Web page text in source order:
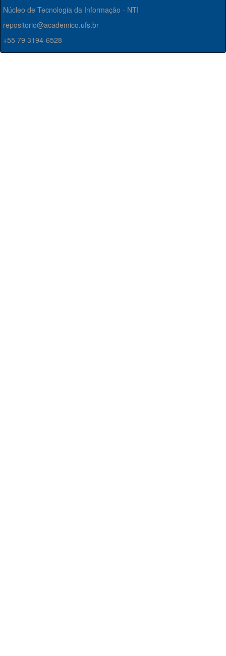
Núcleo de Tecnologia da Informação - NTI
repositorio@academico.ufs.br
+55 79 3194-6528